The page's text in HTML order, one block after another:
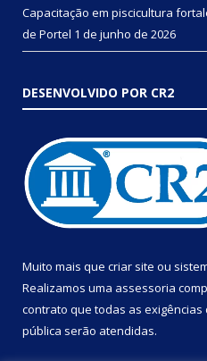
Capacitação em piscicultura
de Portel 1 de junho de 2026
DESENVOLVIDO POR CR2
Muito mais que criar site ou
Realizamos uma assessoria
contrato que todas as exigências
pública serão atendidas.